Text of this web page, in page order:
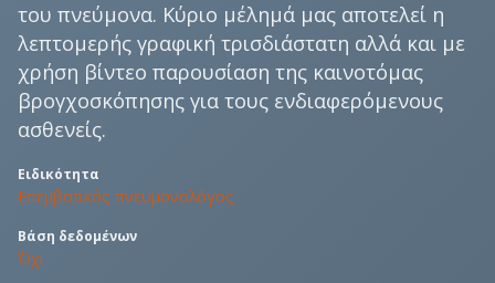
του πνεύμονα. Κύριο μέλημά μας αποτελεί η
λεπτομερής γραφική τρισδιάστατη αλλά και με
χρήση βίντεο παρουσίαση της καινοτόμας
βρογχοσκόπησης για τους ενδιαφερόμενους
ασθενείς.
Ειδικότητα
Επεμβατικός πνευμονολόγος
Βάση δεδομένων
΄Όχι